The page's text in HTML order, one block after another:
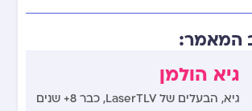
המאמר:
גיא הולמן
גיא, הבעלים של LaserTLV, כבר 8+ שנים